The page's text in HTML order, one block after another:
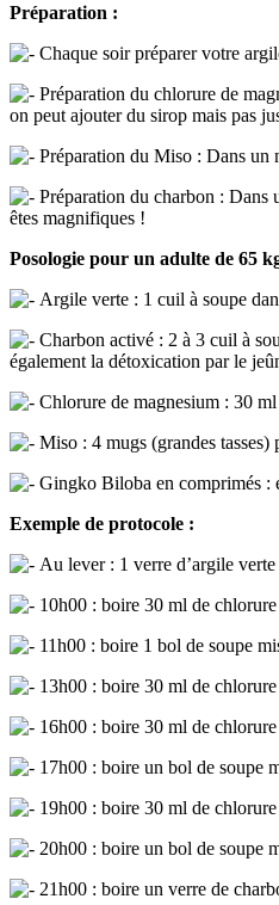
Préparation :
Chaque soir préparer votre
Préparation du chlorure de
on peut ajouter du sirop mais pas
Préparation du Miso : Dans un
Préparation du charbon : Dans
êtes magnifiques !
Posologie pour un adulte de 65
Argile verte : 1 cuil à soupe
Charbon activé : 2 à 3 cuil à
également la détoxication par le
Chlorure de magnesium : 30
Miso : 4 mugs (grandes tasses)
Gingko Biloba en comprimés :
Exemple de protocole :
Au lever : 1 verre d’argile
10h00 : boire 30 ml de
11h00 : boire 1 bol de soupe
13h00 : boire 30 ml de
16h00 : boire 30 ml de
17h00 : boire un bol de soupe
19h00 : boire 30 ml de
20h00 : boire un bol de soupe
21h00 : boire un verre de